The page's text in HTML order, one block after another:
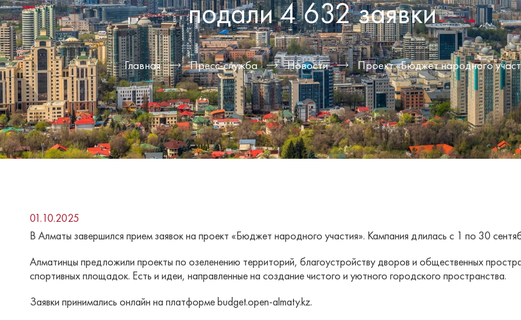
подали 4 632 заявки
Главная Пресс-служба Новости Проект «Бюджет народного
01.10.2025
В Алматы завершился прием заявок на проект «Бюджет народного участия». Кампания длилась с 1 по 30
Алматинцы предложили проекты по озеленению территорий, благоустройству дворов и общественных
спортивных площадок. Есть и идеи, направленные на создание чистого и уютного городского пространства.
Заявки принимались онлайн на платформе budget.open-almaty.kz.